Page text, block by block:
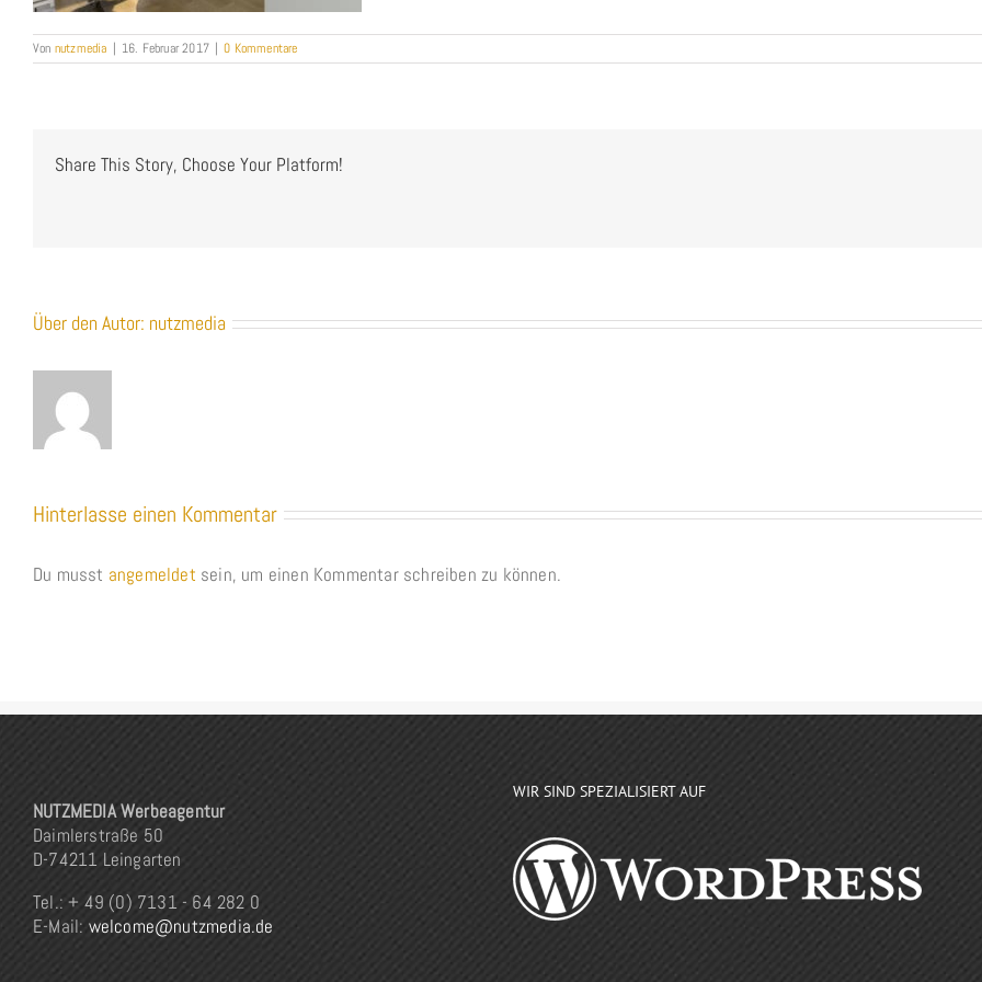
Von nutzmedia | 16. Februar 2017 | 0 Kommentare
Share This Story, Choose Your Platform!
Über den Autor: nutzmedia
Hinterlasse einen Kommentar
Du musst angemeldet sein, um einen Kommentar schreiben zu können.
NUTZMEDIA Werbeagentur
Daimlerstraße 50
D-74211 Leingarten
Tel.: + 49 (0) 7131 - 64 282 0
E-Mail: welcome@nutzmedia.de
WIR SIND SPEZIALISIERT AUF